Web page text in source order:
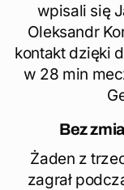
wpisali się
Oleksandr
kontakt dzięki
w 28 min
Bez
Żaden z
zagrał